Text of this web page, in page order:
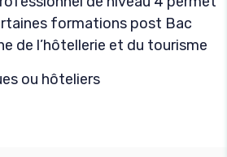
formations post Bac
de l’hôtellerie et du tourisme
ou hôteliers